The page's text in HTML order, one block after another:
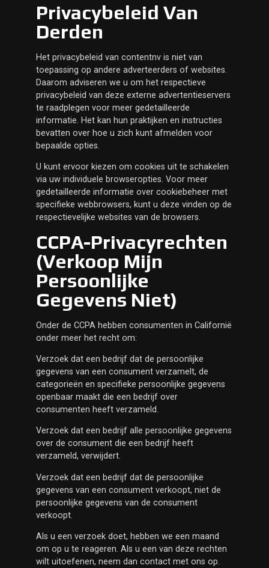
Privacybeleid Van
Derden
Het privacybeleid van contentnv is niet van
toepassing op andere adverteerders of websites.
Daarom adviseren we u om het respectieve
privacybeleid van deze externe advertentieservers
te raadplegen voor meer gedetailleerde
informatie. Het kan hun praktijken en instructies
bevatten over hoe u zich kunt afmelden voor
bepaalde opties.
U kunt ervoor kiezen om cookies uit te schakelen
via uw individuele browseropties. Voor meer
gedetailleerde informatie over cookiebeheer met
specifieke webbrowsers, kunt u deze vinden op de
respectievelijke websites van de browsers.
CCPA-Privacyrechten
(verkoop Mijn
Persoonlijke
Gegevens Niet)
Onder de CCPA hebben consumenten in Californië
onder meer het recht om:
Verzoek dat een bedrijf dat de persoonlijke
gegevens van een consument verzamelt, de
categorieën en specifieke persoonlijke gegevens
openbaar maakt die een bedrijf over
consumenten heeft verzameld.
Verzoek dat een bedrijf alle persoonlijke gegevens
over de consument die een bedrijf heeft
verzameld, verwijdert.
Verzoek dat een bedrijf dat de persoonlijke
gegevens van een consument verkoopt, niet de
persoonlijke gegevens van de consument
verkoopt.
Als u een verzoek doet, hebben we een maand
om op u te reageren. Als u een van deze rechten
wilt uitoefenen, neem dan contact met ons op.